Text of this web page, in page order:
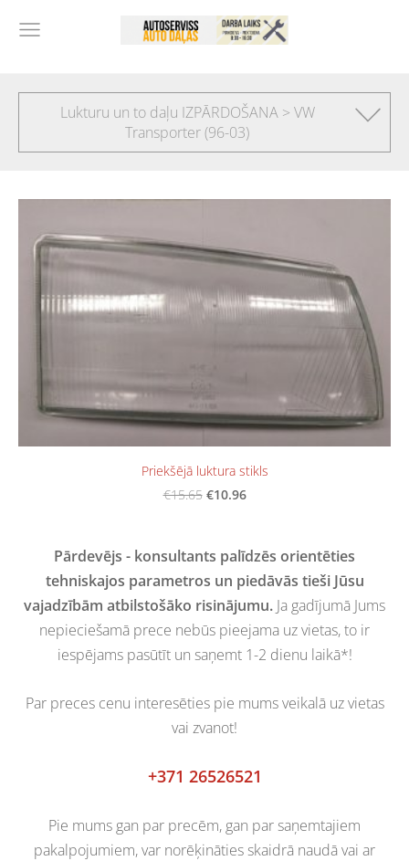
Lukturu un to daļu IZPĀRDOŠANA > VW
Transporter (96-03)
Pārdevējs - konsultants palīdzēs orientēties
tehniskajos parametros un piedāvās tieši Jūsu
vajadzībām atbilstošāko risinājumu. Ja gadījumā Jums
nepieciešamā prece nebūs pieejama uz vietas, to ir
iespējams pasūtīt un saņemt 1-2 dienu laikā*!
Par preces cenu interesēties pie mums veikalā uz vietas
vai zvanot!
+371 26526521
Pie mums gan par precēm, gan par saņemtajiem
pakalpojumiem, var norēķināties skaidrā naudā vai ar
Priekšējā luktura stikls
€15.65 €10.96